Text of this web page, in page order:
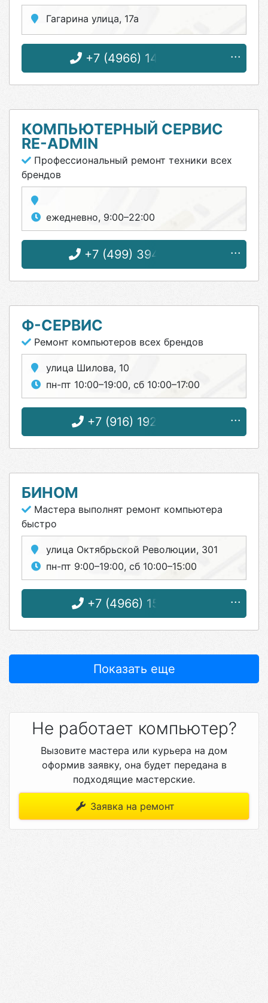
Гагарина улица, 17а
+7 (4966) 14-86-00
КОМПЬЮТЕРНЫЙ СЕРВИС
RE-ADMIN
Профессиональный ремонт техники всех
брендов
ежедневно, 9:00–22:00
+7 (499) 394-48-55
Ф-СЕРВИС
Ремонт компьютеров всех брендов
улица Шилова, 10
пн-пт 10:00–19:00, сб 10:00–17:00
+7 (916) 192-30-75
БИНОМ
Мастера выполнят ремонт компьютера
быстро
улица Октябрьской Революции, 301
пн-пт 9:00–19:00, сб 10:00–15:00
+7 (4966) 15-18-24
Показать еще
Не работает компьютер?
Вызовите мастера или курьера на дом
оформив заявку, она будет передана в
подходящие мастерские.
Заявка на ремонт